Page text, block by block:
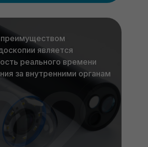
является
реального времени
за внутренними органам